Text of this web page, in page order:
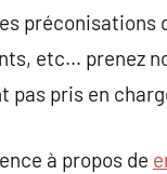
préconisations
etc… prenez
pas pris en
à propos de